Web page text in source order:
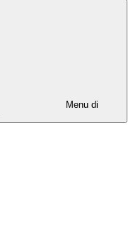
Menu di